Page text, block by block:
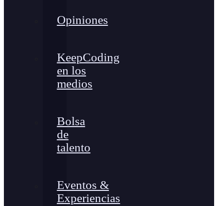
Opiniones
KeepCoding
en los
medios
Bolsa
de
talento
Eventos &
Experiencias